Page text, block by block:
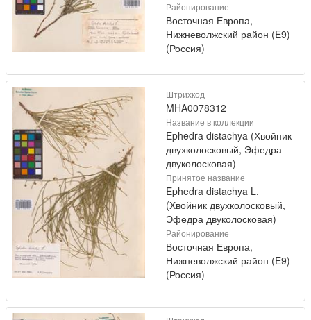
Районирование
Восточная Европа,
Нижневолжский район (E9)
(Россия)
Штрихкод
MHA0078312
Название в коллекции
Ephedra distachya (Хвойник
двухколосковый, Эфедра
двуколосковая)
Принятое название
Ephedra distachya L.
(Хвойник двухколосковый,
Эфедра двуколосковая)
Районирование
Восточная Европа,
Нижневолжский район (E9)
(Россия)